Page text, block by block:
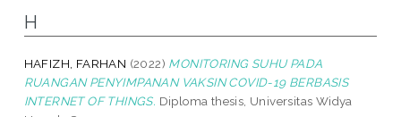
H
HAFIZH, FARHAN (2022) MONITORING SUHU PADA
RUANGAN PENYIMPANAN VAKSIN COVID-19 BERBASIS
INTERNET OF THINGS. Diploma thesis, Universitas Widya